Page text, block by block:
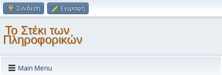
Σύνδεση Εγγραφή
Το Στέκι των
Πληροφορικών
Main Menu